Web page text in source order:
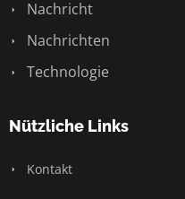
Nachricht
Nachrichten
Technologie
Nützliche Links
Kontakt